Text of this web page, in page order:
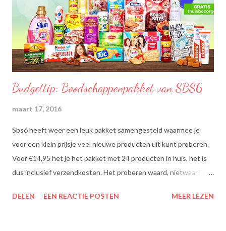
Budgettip: Boodschappenpakket van SBS6
maart 17, 2016
Sbs6 heeft weer een leuk pakket samengesteld waarmee je
voor een klein prijsje veel nieuwe producten uit kunt proberen.
Voor €14,95 het je het pakket met 24 producten in huis, het is
dus inclusief verzendkosten. Het proberen waard, nietwaar? Dit
theesmaken van Lipton: voor een goed moment dat heerlijk
DELEN EEN REACTIE POSTEN MEER LEZEN